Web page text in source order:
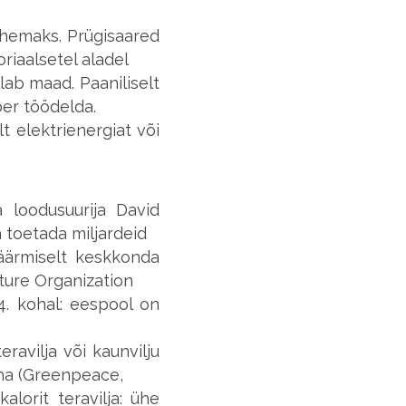
Prügisaared
aladel
maad. Paaniliselt
töödelda.
elektrienergiat või
loodusuurija David
toetada miljardeid
keskkonda
Organization
kohal: eespool on
või kaunvilju
(Greenpeace,
teravilja: ühe